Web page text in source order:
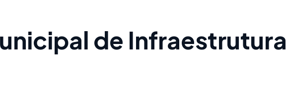
de Infraestrutura